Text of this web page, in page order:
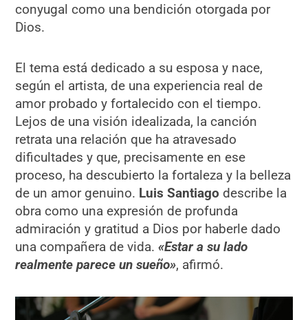
conyugal como una bendición otorgada por
Dios.
El tema está dedicado a su esposa y nace,
según el artista, de una experiencia real de
amor probado y fortalecido con el tiempo.
Lejos de una visión idealizada, la canción
retrata una relación que ha atravesado
dificultades y que, precisamente en ese
proceso, ha descubierto la fortaleza y la belleza
de un amor genuino. Luis Santiago describe la
obra como una expresión de profunda
admiración y gratitud a Dios por haberle dado
una compañera de vida.«Estar a su lado
realmente parece un sueño», afirmó.